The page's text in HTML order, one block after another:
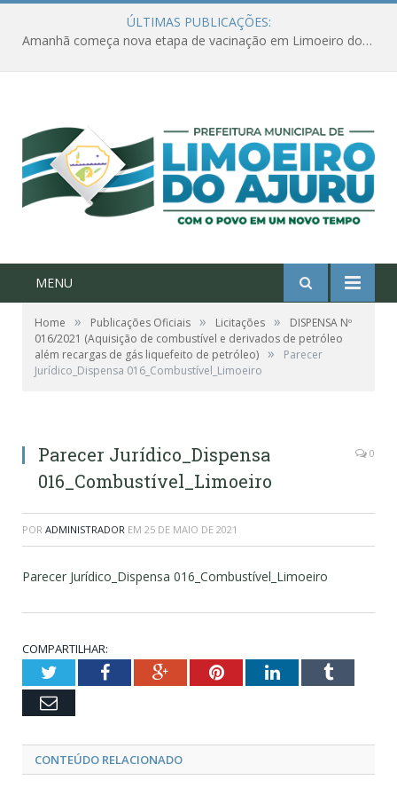
ÚLTIMAS PUBLICAÇÕES:
Amanhã começa nova etapa de vacinação em Limoeiro do Ajuru para idosos com 65 ou mais
MENU
Home » Publicações Oficiais » Licitações »
DISPENSA Nº
016/2021 (Aquisição de combustível e derivados de petróleo
além recargas de gás liquefeito de petróleo) »
Parecer
Jurídico_Dispensa 016_Combustível_Limoeiro
Parecer Jurídico_Dispensa
016_Combustível_Limoeiro
0
POR ADMINISTRADOR EM 25 DE MAIO DE 2021
Parecer Jurídico_Dispensa 016_Combustível_Limoeiro
COMPARTILHAR:
TwitterFacebookGoogle+PinterestLinkedInTumblr
Email
CONTEÚDO RELACIONADO